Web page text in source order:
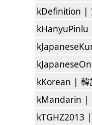
kDefinition |
kHanyuPinlu
kKorean | 韓
kMandarin |
kTGHZ2013 |